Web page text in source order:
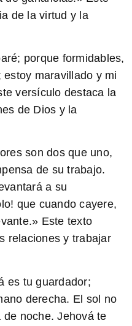
de la virtud y la
porque formidables,
maravillado y mi
versículo destaca la
de Dios y la
son dos que uno,
de su trabajo.
a su
que cuando cayere,
Este texto
relaciones y trabajar
es tu guardador;
derecha. El sol no
noche. Jehová te